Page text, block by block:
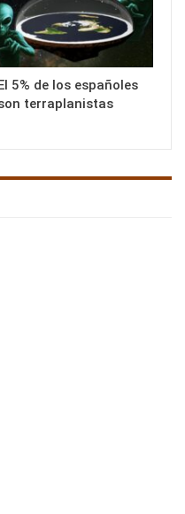
5% de los españoles
terraplanistas